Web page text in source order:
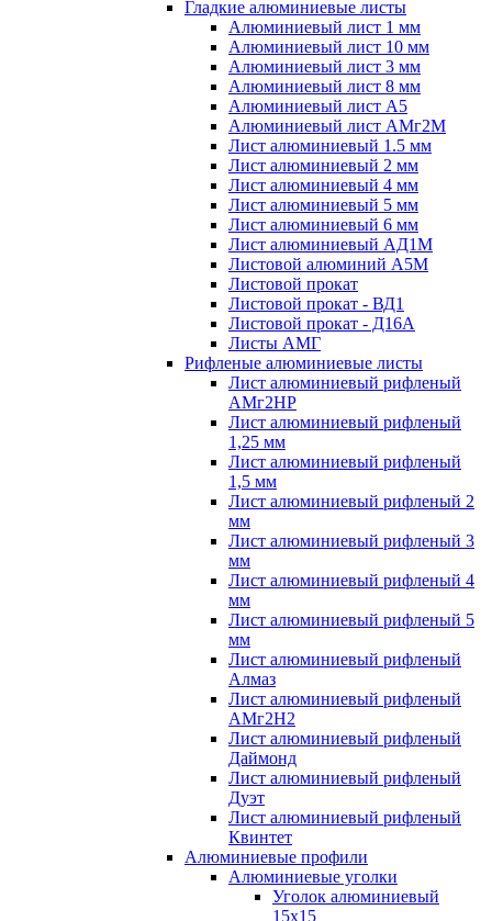
Гладкие алюминиевые листы
Алюминиевый лист 1 мм
Алюминиевый лист 10 мм
Алюминиевый лист 3 мм
Алюминиевый лист 8 мм
Алюминиевый лист А5
Алюминиевый лист АМг2М
Лист алюминиевый 1.5 мм
Лист алюминиевый 2 мм
Лист алюминиевый 4 мм
Лист алюминиевый 5 мм
Лист алюминиевый 6 мм
Лист алюминиевый АД1М
Листовой алюминий А5М
Листовой прокат
Листовой прокат - ВД1
Листовой прокат - Д16А
Листы АМГ
Рифленые алюминиевые листы
Лист алюминиевый рифленый
АМг2НР
Лист алюминиевый рифленый
1,25 мм
Лист алюминиевый рифленый
1,5 мм
Лист алюминиевый рифленый 2
мм
Лист алюминиевый рифленый 3
мм
Лист алюминиевый рифленый 4
мм
Лист алюминиевый рифленый 5
мм
Лист алюминиевый рифленый
Алмаз
Лист алюминиевый рифленый
АМг2Н2
Лист алюминиевый рифленый
Даймонд
Лист алюминиевый рифленый
Дуэт
Лист алюминиевый рифленый
Квинтет
Алюминиевые профили
Алюминиевые уголки
Уголок алюминиевый
15х15